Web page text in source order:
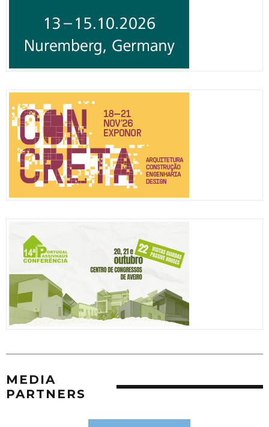
MEDIA
PARTNERS